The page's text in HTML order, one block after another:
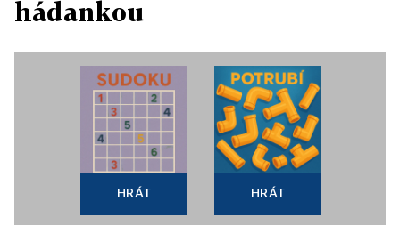
hádankou
HRÁT HRÁT